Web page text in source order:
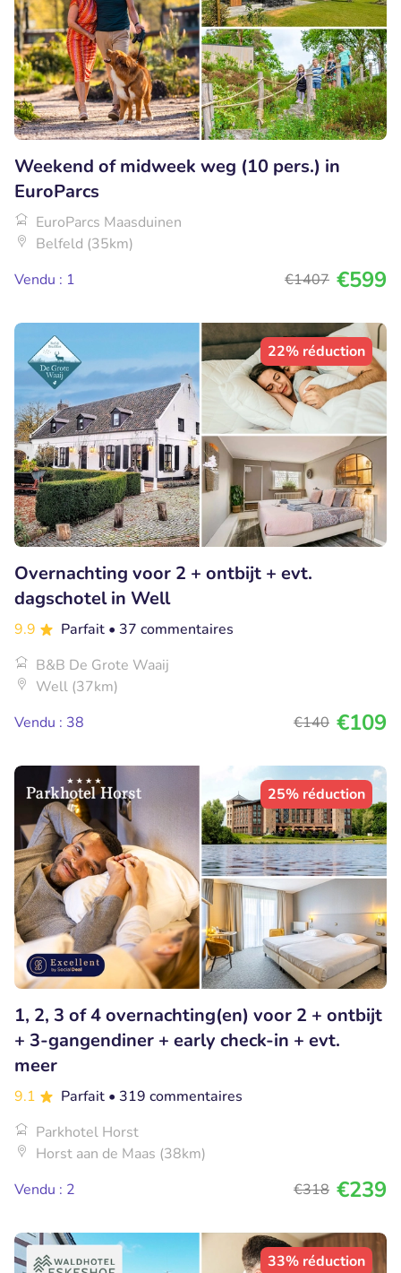
Weekend of midweek weg (10 pers.) in
EuroParcs
EuroParcs Maasduinen
Belfeld (35km)
Vendu : 1
€1407 €599
22% réduction
Overnachting voor 2 + ontbijt + evt.
dagschotel in Well
9.9 Parfait • 37 commentaires
B&B De Grote Waaij
Well (37km)
Vendu : 38
€140 €109
25% réduction
1, 2, 3 of 4 overnachting(en) voor 2 + ontbijt
+ 3-gangendiner + early check-in + evt.
meer
9.1 Parfait • 319 commentaires
Parkhotel Horst
Horst aan de Maas (38km)
Vendu : 2
€318 €239
33% réduction